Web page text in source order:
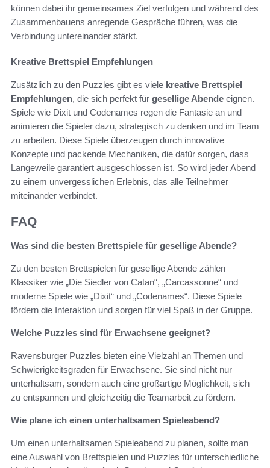
können dabei ihr gemeinsames Ziel verfolgen und während des
Zusammenbauens anregende Gespräche führen, was die
Verbindung untereinander stärkt.
Kreative Brettspiel Empfehlungen
Zusätzlich zu den Puzzles gibt es viele kreative Brettspiel
Empfehlungen, die sich perfekt für gesellige Abende eignen.
Spiele wie Dixit und Codenames regen die Fantasie an und
animieren die Spieler dazu, strategisch zu denken und im Team
zu arbeiten. Diese Spiele überzeugen durch innovative
Konzepte und packende Mechaniken, die dafür sorgen, dass
Langeweile garantiert ausgeschlossen ist. So wird jeder Abend
zu einem unvergesslichen Erlebnis, das alle Teilnehmer
miteinander verbindet.
FAQ
Was sind die besten Brettspiele für gesellige Abende?
Zu den besten Brettspielen für gesellige Abende zählen
Klassiker wie „Die Siedler von Catan“, „Carcassonne“ und
moderne Spiele wie „Dixit“ und „Codenames“. Diese Spiele
fördern die Interaktion und sorgen für viel Spaß in der Gruppe.
Welche Puzzles sind für Erwachsene geeignet?
Ravensburger Puzzles bieten eine Vielzahl an Themen und
Schwierigkeitsgraden für Erwachsene. Sie sind nicht nur
unterhaltsam, sondern auch eine großartige Möglichkeit, sich
zu entspannen und gleichzeitig die Teamarbeit zu fördern.
Wie plane ich einen unterhaltsamen Spieleabend?
Um einen unterhaltsamen Spieleabend zu planen, sollte man
eine Auswahl von Brettspielen und Puzzles für unterschiedliche